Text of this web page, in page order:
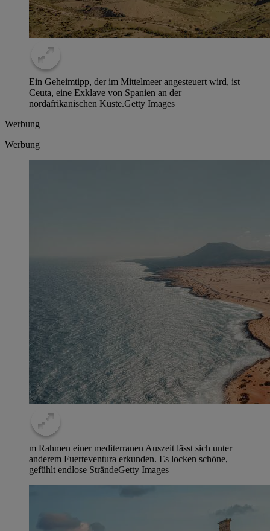
Ein Geheimtipp, der im Mittelmeer angesteuert wird, ist
Ceuta, eine Exklave von Spanien an der
nordafrikanischen Küste.Getty Images
Werbung
Werbung
m Rahmen einer mediterranen Auszeit lässt sich unter
anderem Fuerteventura erkunden. Es locken schöne,
gefühlt endlose SträndeGetty Images